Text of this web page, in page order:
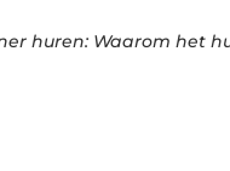
huren: Waarom het